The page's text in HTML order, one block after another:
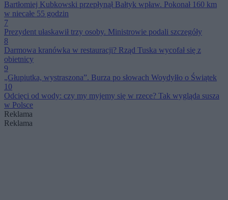
Bartłomiej Kubkowski przepłynął Bałtyk wpław. Pokonał 160 km
w niecałe 55 godzin
7
Prezydent ułaskawił trzy osoby. Ministrowie podali szczegóły
8
Darmowa kranówka w restauracji? Rząd Tuska wycofał się z
obietnicy
9
„Głupiutka, wystraszona”. Burza po słowach Woydyłło o Świątek
10
Odcięci od wody: czy my myjemy się w rzece? Tak wygląda susza
w Polsce
Reklama
Reklama